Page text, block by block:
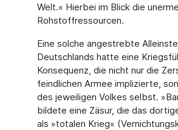
Welt.« Hierbei im Blick die
Rohstoffressourcen.
Eine solche angestrebte
Deutschlands hatte eine
Konsequenz, die nicht nur die
feindlichen Armee implizierte,
des jeweiligen Volkes selbst.
bildete eine Zäsur, die das
als »totalen Krieg«